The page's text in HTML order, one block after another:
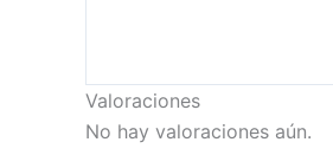
Valoraciones
No hay valoraciones aún.